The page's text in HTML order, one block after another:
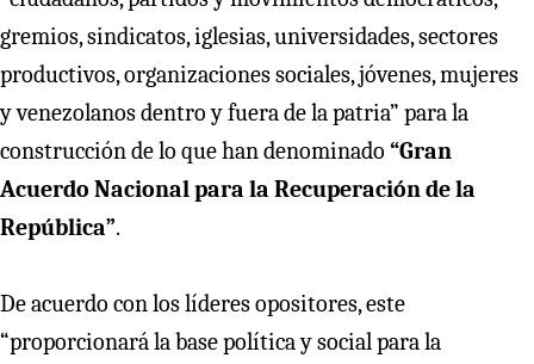
gremios, sindicatos, iglesias, universidades, sectores
productivos, organizaciones sociales, jóvenes, mujeres
y venezolanos dentro y fuera de la patria” para la
construcción de lo que han denominado “Gran
Acuerdo Nacional para la Recuperación de la
República”.
De acuerdo con los líderes opositores, este
“proporcionará la base política y social para la